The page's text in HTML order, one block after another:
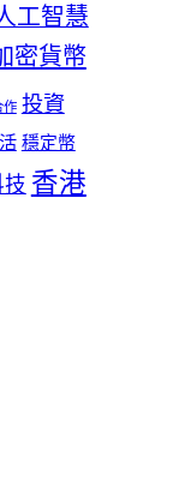
工智慧
密貨幣
作 投資
穩定幣
香港